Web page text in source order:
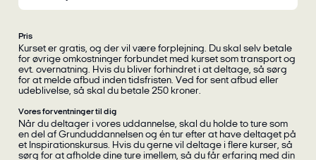
Pris
Kurset er gratis, og der vil være forplejning. Du skal selv betale
for øvrige omkostninger forbundet med kurset som transport og
evt. overnatning. Hvis du bliver forhindret i at deltage, så sørg
for at melde afbud inden tidsfristen. Ved for sent afbud eller
udeblivelse, så skal du betale 250 kroner.
Vores forventninger til dig
Når du deltager i vores uddannelse, skal du holde to ture som
en del af Grunduddannelsen og én tur efter at have deltaget på
et Inspirationskursus. Hvis du gerne vil deltage i flere kurser, så
sørg for at afholde dine ture imellem, så du får erfaring med din